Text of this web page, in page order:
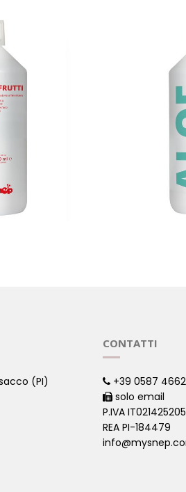
(PI)
CONTATTI
+39 0587
solo email
P.IVA
REA PI-184479